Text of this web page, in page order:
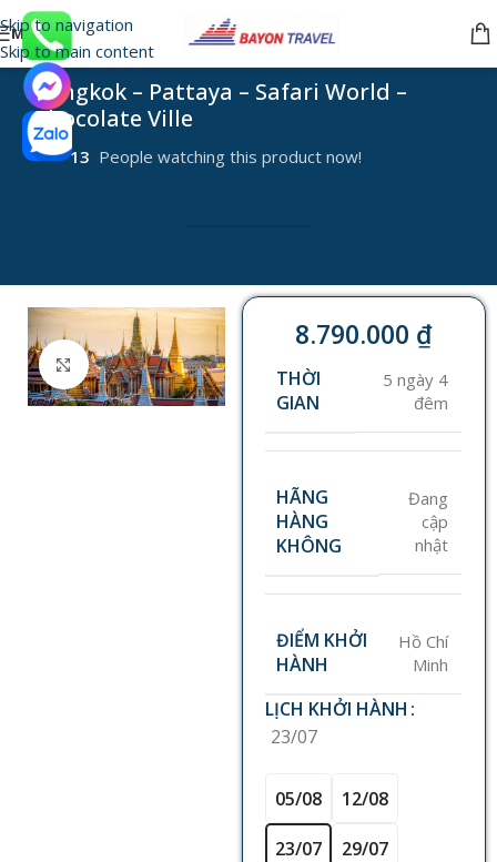
Skip to navigation
Skip to main content
MENU
Bangkok – Pattaya – Safari World –
Chocolate Ville
13 People watching this product now!
Click to enlarge
8.790.000 ₫
THỜI
GIAN
5 ngày 4
đêm
HÃNG
HÀNG
KHÔNG
Đang
cập
nhật
ĐIỂM KHỞI
HÀNH
Hồ Chí
Minh
LỊCH KHỞI HÀNH
23/07
05/08 12/08
23/07 29/07